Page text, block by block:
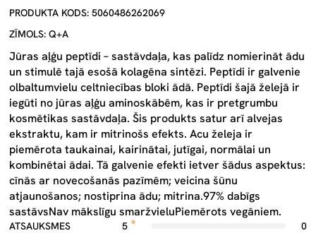
PRODUKTA KODS: 5060486262069
ZĪMOLS: Q+A
Jūras aļģu peptīdi – sastāvdaļa, kas palīdz nomierināt ādu
un stimulē tajā esošā kolagēna sintēzi. Peptīdi ir galvenie
olbaltumvielu celtniecības bloki ādā. Peptīdi šajā želejā ir
iegūti no jūras aļģu aminoskābēm, kas ir pretgrumbu
kosmētikas sastāvdaļa. Šis produkts satur arī alvejas
ekstraktu, kam ir mitrinošs efekts. Acu želeja ir
piemērota taukainai, kairinātai, jutīgai, normālai un
kombinētai ādai. Tā galvenie efekti ietver šādus aspektus:
cīnās ar novecošanās pazīmēm; veicina šūnu
atjaunošanos; nostiprina ādu; mitrina.97% dabīgs
sastāvsNav mākslīgu smaržvieluPiemērots vegāniem.
ATSAUKSMES 5
0